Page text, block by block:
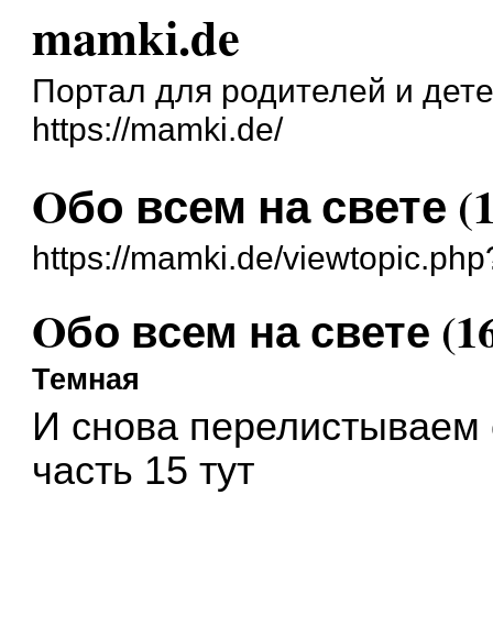
mamki.de
Портал для родителей и
https://mamki.de/
Oбо всем на свете
https://mamki.de/
Oбо всем на свете
Темная
И снова перелистываем
часть 15тут